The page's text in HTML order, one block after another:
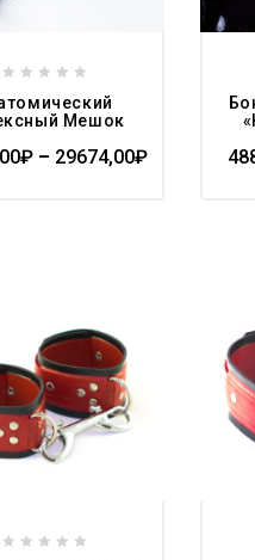
out
5
Мешок
₽ – 29674,00₽